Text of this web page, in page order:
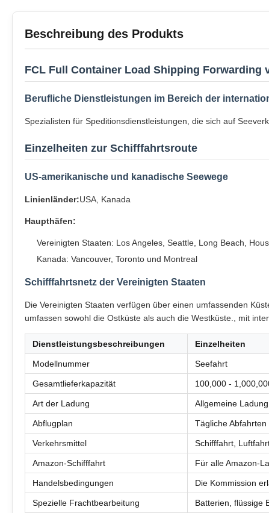
Beschreibung des Produkts
FCL Full Container Load Shipping Forwarding
Berufliche Dienstleistungen im Bereich der
Spezialisten für Speditionsdienstleistungen, die sich auf
Einzelheiten zur Schifffahrtsroute
US-amerikanische und kanadische Seewege
Linienländer:USA, Kanada
Haupthäfen:
Vereinigten Staaten: Los Angeles, Seattle, Long Beach,
Kanada: Vancouver, Toronto und Montreal
Schifffahrtsnetz der Vereinigten Staaten
Die Vereinigten Staaten verfügen über einen umfassenden
umfassen sowohl die Ostküste als auch die Westküste., mit
Dienstleistungsbeschreibungen Einzelheiten
Modellnummer Seefahrt
Gesamtlieferkapazität 100,000 -
Art der Ladung Allgemeine
Abflugplan Tägliche Abfahrten
Verkehrsmittel Schifffahrt,
Amazon-Schifffahrt Für alle Amazon-
Handelsbedingungen Die Kommission
Spezielle Frachtbearbeitung Batterien, flüssige